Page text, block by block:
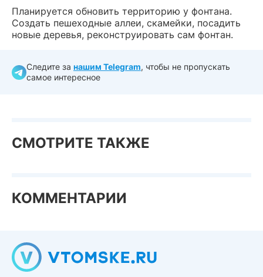
Планируется обновить территорию у фонтана.
Создать пешеходные аллеи, скамейки, посадить
новые деревья, реконструировать сам фонтан.
Следите за нашим Telegram, чтобы не пропускать
самое интересное
СМОТРИТЕ ТАКЖЕ
КОММЕНТАРИИ